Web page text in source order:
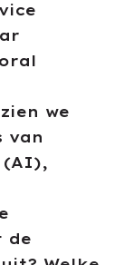
we
van
(AI),
de